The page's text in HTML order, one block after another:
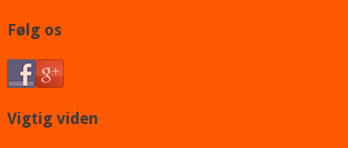
Følg os
Vigtig viden